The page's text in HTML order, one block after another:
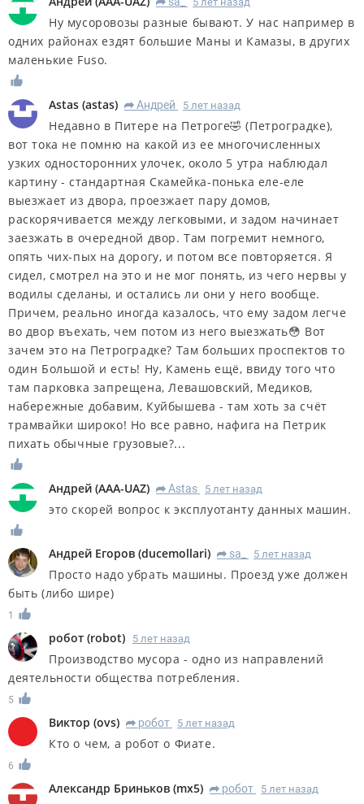
R
Ну мусоровозы разные бывают. У нас например в
одних районах ездят большие Маны и Камазы, в других
маленькие Fuso.
Astas (astas) R Андрей 5 лет назад
Недавно в Питере на Петроге🤣 (Петроградке),
вот тока не помню на какой из ее многочисленных
узких односторонних улочек, около 5 утра наблюдал
картину - стандартная Скамейка-понька еле-еле
выезжает из двора, проезжает пару домов,
раскорячивается между легковыми, и задом начинает
заезжать в очередной двор. Там погремит немного,
опять чих-пых на дорогу, и потом все повторяется. Я
сидел, смотрел на это и не мог понять, из чего нервы у
водилы сделаны, и остались ли они у него вообще.
Причем, реально иногда казалось, что ему задом легче
во двор въехать, чем потом из него выезжать😳 Вот
зачем это на Петроградке? Там больших проспектов то
один Большой и есть! Ну, Камень ещё, ввиду того что
там парковка запрещена, Левашовский, Медиков,
набережные добавим, Куйбышева - там хоть за счёт
трамвайки широко! Но все равно, нафига на Петрик
пихать обычные грузовые?...
Андрей (AAA-UAZ) R Astas 5 лет назад
это скорей вопрос к эксплуотанту данных машин.
Андрей Егоров (ducemollari) R sa_ 5 лет назад
Просто надо убрать машины. Проезд уже должен
быть (либо шире)
1
робот (robot) 5 лет назад
Производство мусора - одно из направлений
деятельности общества потребления.
5
Виктор (ovs) R робот 5 лет назад
Кто о чем, а робот о Фиате.
6
Александр Бриньков (mx5) R робот 5 лет назад